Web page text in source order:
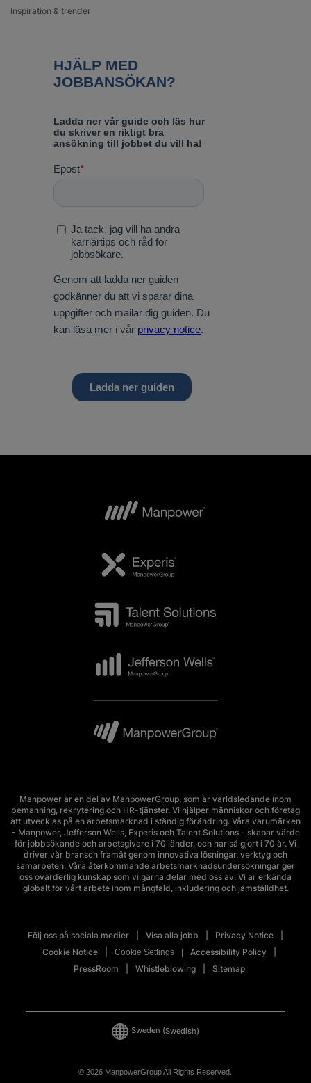
Inspiration & trender
Manpower är en del av ManpowerGroup, som är världsledande inom
bemanning, rekrytering och HR-tjänster. Vi hjälper människor och företag
att utvecklas på en arbetsmarknad i ständig förändring. Våra varumärken
- Manpower, Jefferson Wells, Experis och Talent Solutions - skapar värde
för jobbsökande och arbetsgivare i 70 länder, och har så gjort i 70 år. Vi
driver vår bransch framåt genom innovativa lösningar, verktyg och
samarbeten. Våra återkommande arbetsmarknadsundersökningar ger
oss ovärderlig kunskap som vi gärna delar med oss av. Vi är erkända
globalt för vårt arbete inom mångfald, inkludering och jämställdhet.
Följ oss på sociala medier Visa alla jobb
Privacy Notice
Cookie Notice
Cookie Settings
Accessibility Policy
PressRoom
Whistleblowing Sitemap
© 2026 ManpowerGroup All Rights Reserved.
Sweden (Swedish)